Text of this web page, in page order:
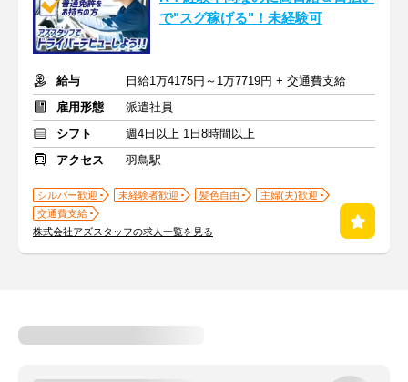
で"スグ稼げる"！未経験可
給与
日給1万4175円～1万7719円 + 交通費支給
雇用形態
派遣社員
シフト
週4日以上 1日8時間以上
アクセス
羽鳥駅
シルバー歓迎 未経験者歓迎 髪色自由
主婦(夫)歓迎
交通費支給
株式会社アズスタッフの求人一覧を見る